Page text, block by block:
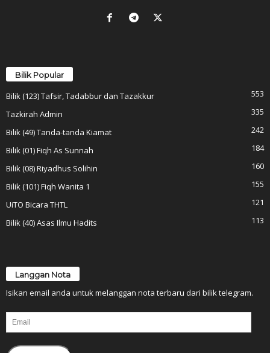
Bilik Popular
Bilik (123) Tafsir, Tadabbur dan Tazakkur
553
Tazkirah Admin
335
Bilik (49) Tanda-tanda Kiamat
242
Bilik (01) Fiqh As Sunnah
184
Bilik (08) Riyadhus Solihin
160
Bilik (101) Fiqh Wanita 1
155
UiTO Bicara THTL
121
Bilik (40) Asas Ilmu Hadits
113
Langgan Nota
Isikan email anda untuk melanggan nota terbaru dari bilik telegram.
Email